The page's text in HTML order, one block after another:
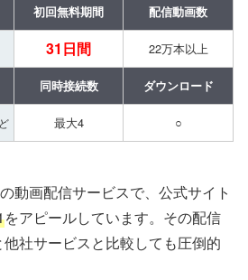
初回無料期間 配信動画数
31日間 22万本以上
同時接続数 ダウンロード
最大4 ○
動画配信サービスで、公式サイト
をアピールしています。その配信
他社サービスと比較しても圧倒的